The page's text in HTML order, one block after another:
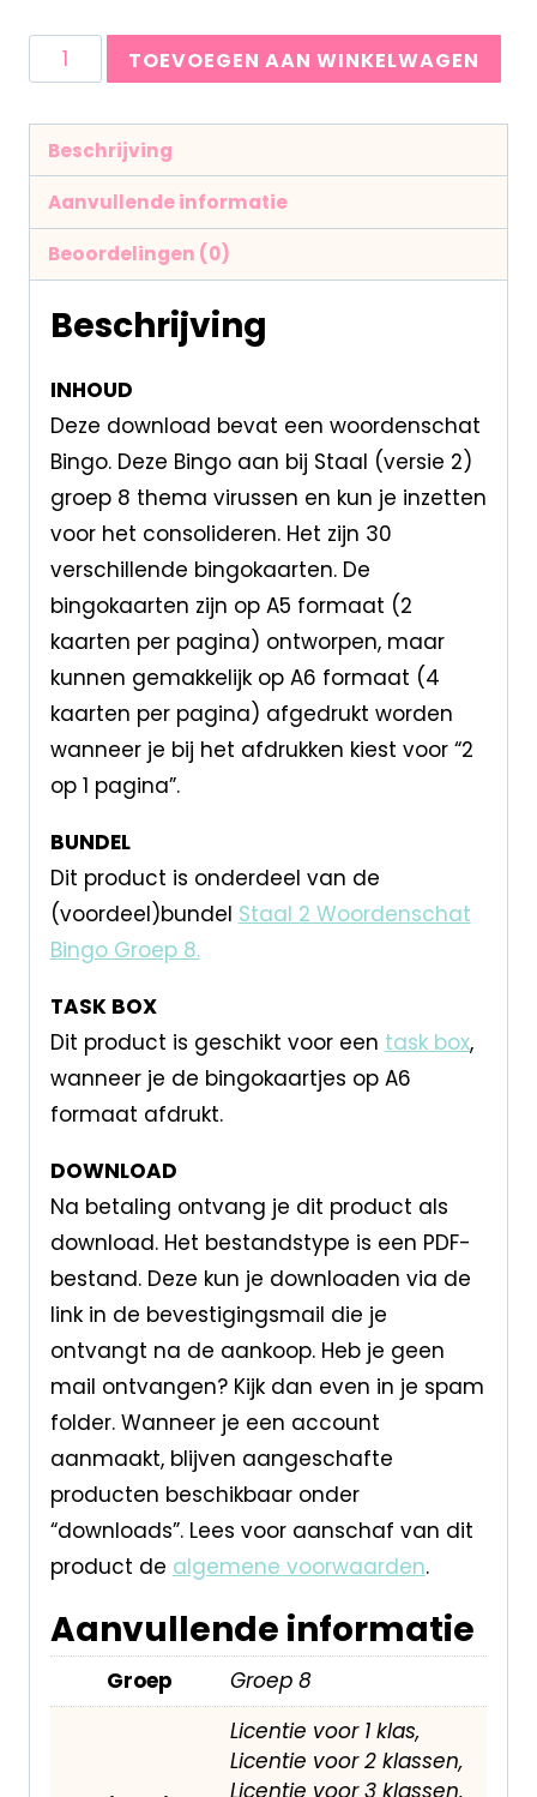
TOEVOEGEN AAN WINKELWAGEN
Beschrijving
Aanvullende informatie
Beoordelingen (0)
Beschrijving
INHOUD
Deze download bevat een woordenschat
Bingo. Deze Bingo aan bij Staal (versie 2)
groep 8 thema virussen en kun je inzetten
voor het consolideren. Het zijn 30
verschillende bingokaarten. De
bingokaarten zijn op A5 formaat (2
kaarten per pagina) ontworpen, maar
kunnen gemakkelijk op A6 formaat (4
kaarten per pagina) afgedrukt worden
wanneer je bij het afdrukken kiest voor “2
op 1 pagina”.
BUNDEL
Dit product is onderdeel van de
(voordeel)bundel Staal 2 Woordenschat
Bingo Groep 8.
TASK BOX
Dit product is geschikt voor een task box,
wanneer je de bingokaartjes op A6
formaat afdrukt.
DOWNLOAD
Na betaling ontvang je dit product als
download. Het bestandstype is een PDF-
bestand. Deze kun je downloaden via de
link in de bevestigingsmail die je
ontvangt na de aankoop. Heb je geen
mail ontvangen? Kijk dan even in je spam
folder. Wanneer je een account
aanmaakt, blijven aangeschafte
producten beschikbaar onder
“downloads”. Lees voor aanschaf van dit
product de algemene voorwaarden.
Aanvullende informatie
Groep Groep 8
Licentie voor 1 klas,
Licentie voor 2 klassen,
Licentie voor 3 klassen,